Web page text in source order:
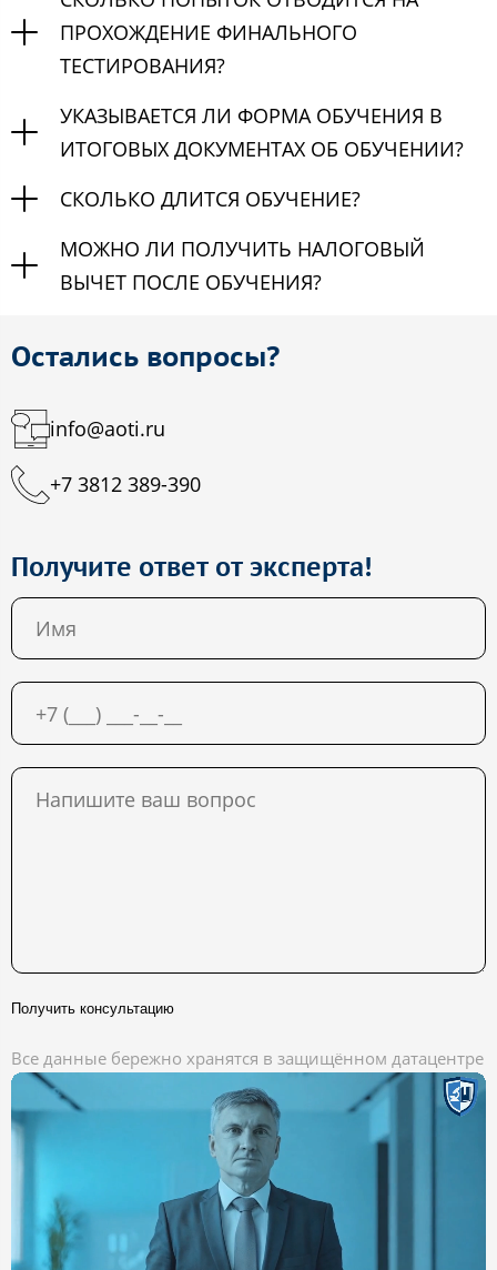
ПРОХОЖДЕНИЕ ФИНАЛЬНОГО
ТЕСТИРОВАНИЯ?
УКАЗЫВАЕТСЯ ЛИ ФОРМА ОБУЧЕНИЯ В
ИТОГОВЫХ ДОКУМЕНТАХ ОБ ОБУЧЕНИИ?
СКОЛЬКО ДЛИТСЯ ОБУЧЕНИЕ?
МОЖНО ЛИ ПОЛУЧИТЬ НАЛОГОВЫЙ
ВЫЧЕТ ПОСЛЕ ОБУЧЕНИЯ?
Остались вопросы?
info@aoti.ru
+7 3812 389-390
Получите ответ от эксперта!
Получить консультацию
Все данные бережно хранятся в защищённом датацентре